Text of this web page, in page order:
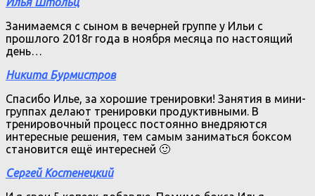
Занимаемся с сыном в вечерней группе у Ильи с
прошлого 2018г года в ноября месяца по настоящий
день…
Никита Бурмистров
Спасибо Илье, за хорошие тренировки! Занятия в мини-
группах делают тренировки продуктивными. В
тренировочный процесс постоянно внедряются
интересные решения, тем самым заниматься боксом
становится ещё интересней 🙂
Сергей Костенецкий